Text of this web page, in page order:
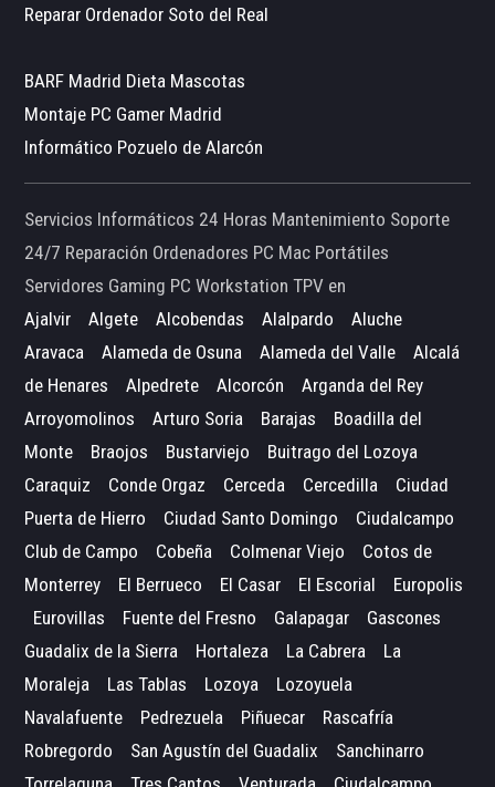
Reparar Ordenador Soto del Real
BARF Madrid Dieta Mascotas
Montaje PC Gamer Madrid
Informático Pozuelo de Alarcón
Servicios Informáticos 24 Horas Mantenimiento Soporte
24/7 Reparación Ordenadores PC Mac Portátiles
Servidores Gaming PC Workstation TPV en
Ajalvir
Algete Alcobendas Alalpardo
Aluche
Aravaca
Alameda de Osuna Alameda del Valle
Alcalá
de Henares
Alpedrete Alcorcón
Arganda del Rey
Arroyomolinos
Arturo Soria Barajas
Boadilla del
Monte
Braojos Bustarviejo
Buitrago del Lozoya
Caraquiz
Conde Orgaz Cerceda Cercedilla
Ciudad
Puerta de Hierro
Ciudad Santo Domingo
Ciudalcampo
Club de Campo
Cobeña Colmenar Viejo
Cotos de
Monterrey
El Berrueco El Casar El Escorial
Europolis
Eurovillas
Fuente del Fresno Galapagar
Gascones
Guadalix de la Sierra
Hortaleza La Cabrera
La
Moraleja
Las Tablas Lozoya
Lozoyuela
Navalafuente
Pedrezuela Piñuecar
Rascafría
Robregordo
San Agustín del Guadalix
Sanchinarro